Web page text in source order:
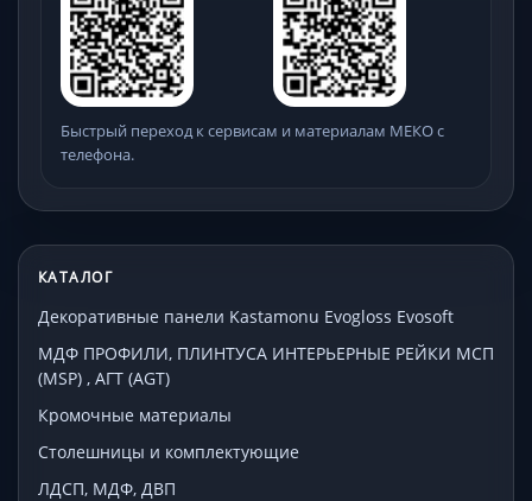
Быстрый переход к сервисам и материалам МЕКО с
телефона.
КАТАЛОГ
Декоративные панели Kastamonu Evogloss Evosoft
МДФ ПРОФИЛИ, ПЛИНТУСА ИНТЕРЬЕРНЫЕ РЕЙКИ МСП
(MSP) , АГТ (AGT)
Кромочные материалы
Столешницы и комплектующие
ЛДСП, МДФ, ДВП